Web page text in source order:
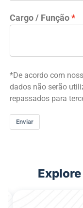
Cargo / Função
*De acordo com
dados não serão
repassados para
Enviar